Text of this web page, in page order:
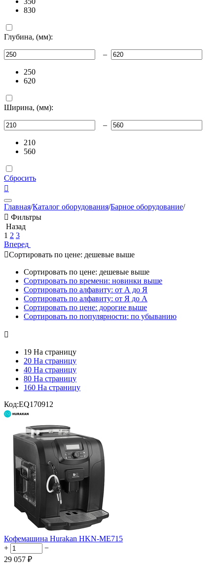
830
Глубина, (мм):
–
250
620
Ширина, (мм):
–
210
560
Сбросить

Главная/Каталог оборудования/Барное оборудование/
 Фильтры
Назад
1 2 3
Вперед
Сортировать по цене: дешевые выше
Сортировать по цене: дешевые выше
Сортировать по времени: новинки выше
Сортировать по алфавиту: от А до Я
Сортировать по алфавиту: от Я до А
Сортировать по цене: дорогие выше
Сортировать по популярности: по убыванию

19 На страницу
20 На страницу
40 На страницу
80 На страницу
160 На страницу
Код:EQ170912
Кофемашина Hurakan HKN-ME715
+
−
29 057 ₽